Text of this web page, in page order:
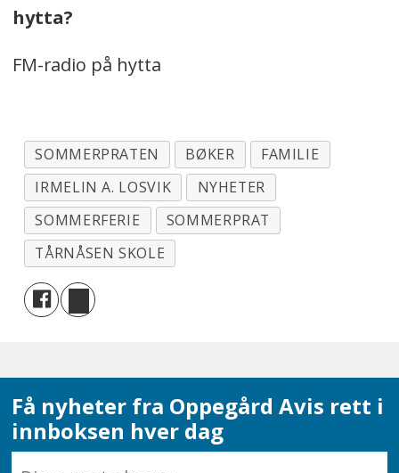
hytta?
FM-radio på hytta
SOMMERPRATEN BØKER
FAMILIE
IRMELIN A. LOSVIK
NYHETER
SOMMERFERIE
SOMMERPRAT
TÅRNÅSEN SKOLE
Få nyheter fra Oppegård Avis rett i
innboksen hver dag